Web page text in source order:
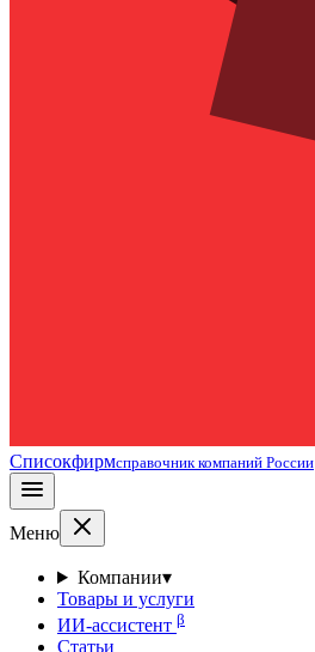
Списокфирмсправочник компаний России
Меню
Компании▾
Товары и услуги
ИИ-ассистент β
Статьи